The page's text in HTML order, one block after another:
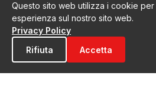
Privacy Policy
Cookie Policy
Note legali
La Redazione
Questo sito web utilizza i cookie per
esperienza sul nostro sito web.
Privacy Policy
Rifiuta
Accetta